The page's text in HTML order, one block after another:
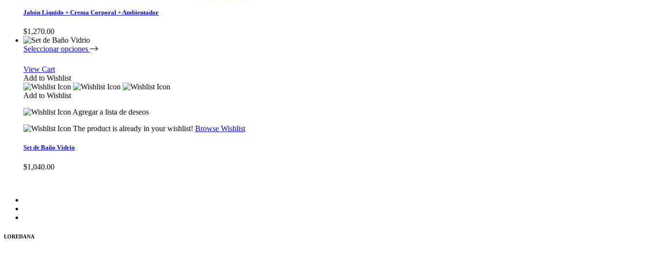
Jabón Liquido + Crema Corporal + Ambientador
$1,270.00
Seleccionar opciones
View Cart
Add to Wishlist
Add to Wishlist
Agregar a lista de deseos
The product is already in your wishlist! Browse Wishlist
Set de Baño Vidrio
$1,040.00
LOREDANA